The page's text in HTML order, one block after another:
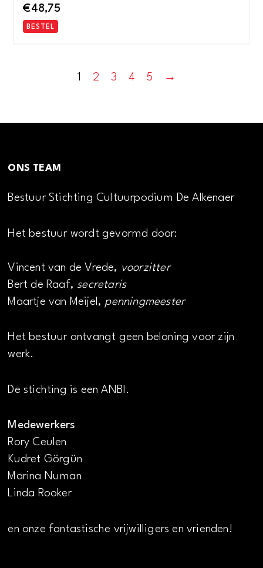
€48,75
BESTEL
1 2 3 4 5 →
ONS TEAM
Bestuur Stichting Cultuurpodium De Alkenaer
Het bestuur wordt gevormd door:
Vincent van de Vrede, voorzitter
Bert de Raaf, secretaris
Maartje van Meijel, penningmeester
Het bestuur ontvangt geen beloning voor zijn
werk.
De stichting is een ANBI.
Medewerkers
Rory Ceulen
Kudret Görgün
Marina Numan
Linda Rooker
en onze fantastische vrijwilligers en vrienden!